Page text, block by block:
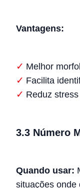
Vantagens:
Melhor
Facilita
Reduz
3.3 Número
Quando usar:
situações onde